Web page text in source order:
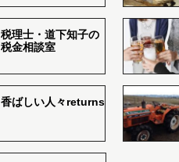
税理士・道下知子の
税金相談室
香ばしい人々returns